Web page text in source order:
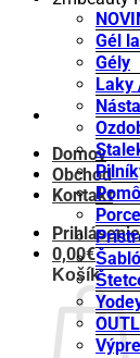
Domov
Obchod
Kontakt
0,00€
Košík
Gél
Gély
Laky